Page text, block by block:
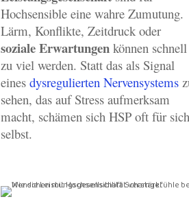
Hochsensible eine wahre Zumutung.
Lärm, Konflikte, Zeitdruck oder
soziale Erwartungenkönnen schnell
zu viel werden. Statt das als Signal
eines dysregulierten Nervensystems
sehen, das auf Stress aufmerksam
macht, schämen sich HSP oft für sich
selbst.